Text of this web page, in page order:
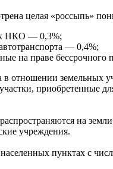
целая «россыпь»
НКО — 0,3%;
— 0,4%;
на праве
отношении
приобретенные
на
учреждения.
пунктах с